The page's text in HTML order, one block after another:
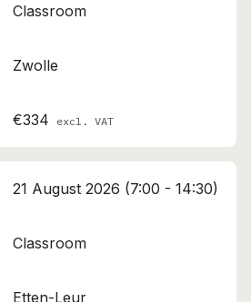
Classroom
Zwolle
€334 excl. VAT
21 August 2026 (7:00 - 14:30)
Classroom
Etten-Leur